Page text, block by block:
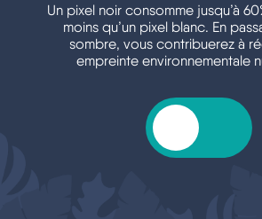
Un pixel noir consomme jusqu’à
moins qu’un pixel blanc. En
sombre, vous contribuerez à
empreinte environnementale